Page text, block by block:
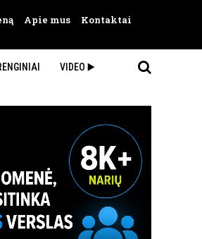
Apie mus Kontaktai
VIDEO ▶️